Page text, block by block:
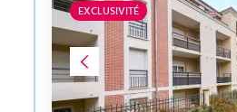
EXCLUSIVITÉ